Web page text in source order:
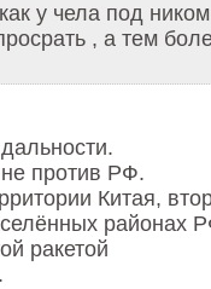
у чела под ником
, а тем
против РФ.
Китая,
районах
ракетой